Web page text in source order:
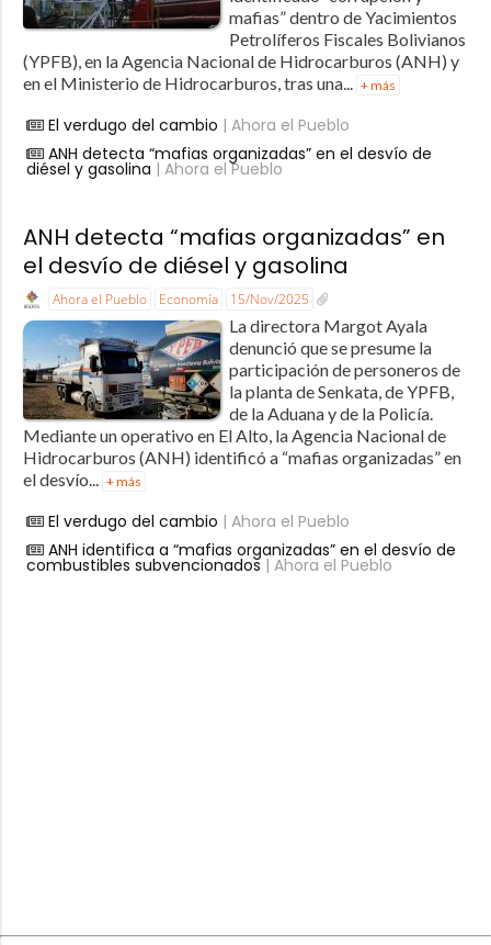
mafias” dentro de Yacimientos
Petrolíferos Fiscales Bolivianos
(YPFB), en la Agencia Nacional de Hidrocarburos (ANH) y
en el Ministerio de Hidrocarburos, tras una... + más
El verdugo del cambio | Ahora el Pueblo
ANH detecta “mafias organizadas” en el desvío de
diésel y gasolina | Ahora el Pueblo
ANH detecta “mafias organizadas” en
el desvío de diésel y gasolina
Ahora el Pueblo Economía 15/Nov/2025
La directora Margot Ayala
denunció que se presume la
participación de personeros de
la planta de Senkata, de YPFB,
de la Aduana y de la Policía.
Mediante un operativo en El Alto, la Agencia Nacional de
Hidrocarburos (ANH) identificó a “mafias organizadas” en
el desvío... + más
El verdugo del cambio | Ahora el Pueblo
ANH identifica a “mafias organizadas” en el desvío de
combustibles subvencionados| Ahora el Pueblo